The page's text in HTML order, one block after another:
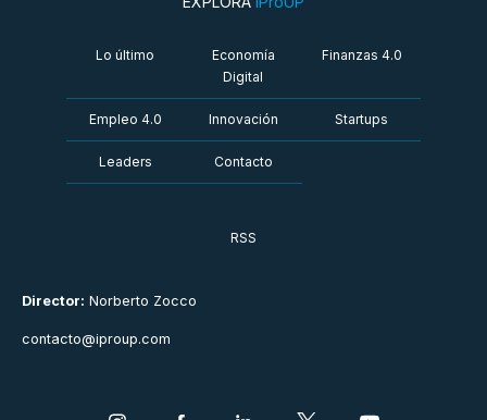
Director: Norberto Zocco
contacto@iproup.com
Lo último
Economía
Digital
Finanzas 4.0
Empleo 4.0 Innovación Startups
Leaders Contacto
RSS